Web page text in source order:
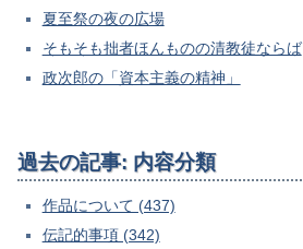
夏至祭の夜の広場
そもそも拙者ほんものの清教徒ならば
政次郎の「資本主義の精神」
過去の記事: 内容分類
作品について (437)
伝記的事項 (342)